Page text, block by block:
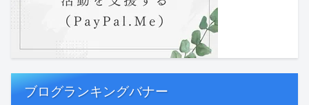
ブログランキングバナー